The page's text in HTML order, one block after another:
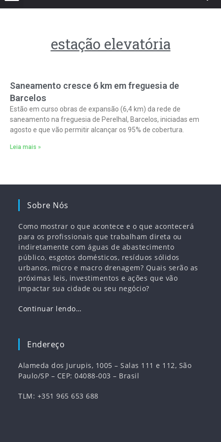
estação elevatória
Saneamento cresce 6 km em freguesia de
Barcelos
Estão em curso obras de expansão (6,4 km) da rede de
saneamento na freguesia de Perelhal, Barcelos, iniciadas em
agosto e que vão permitir alcançar os 95% de cobertura.
Leia mais »
Sobre Nós
Como mostrar o que acontece e o que acontecerá
para os profissionais que trabalham direta ou
indiretamente com águas de abastecimento
público, esgotos domésticos, resíduos sólidos
urbanos, micro e macro drenagem? Quais serão as
próximas leis, investimentos e ações que vão
impactar sua cidade ou seu negócio?
Continuar lendo…
Endereço
Alameda dos Jurupis, 1005 – Salas 111 e 112, São
Paulo/SP – CEP: 04088-003 – Brasil
TLM: +351 965 653 688